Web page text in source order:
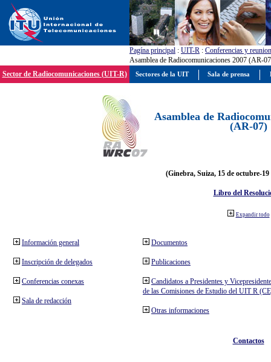
Pagína principal : UIT-R : Conferencias y
Asamblea de Radiocomunicaciones 2007 (AR-
Sector de Radiocomunicaciones (UIT-R)
Asamblea de
(AR-07)
(Ginebra, Suiza, 15 de octubre-19
Libro del
Expandir todo
Información general
Inscripción de delegados
Conferencias conexas
Sala de redacción
Documentos
Publicaciones
Candidatos a Presidentes y
de las Comisiones de Estudio del UIT R
Otras informaciones
Contactos
Sectores de la UIT Sala de prensa